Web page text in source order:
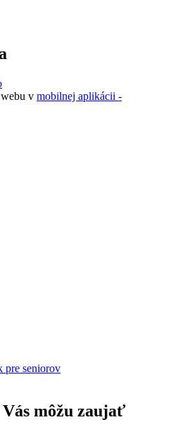
v mobilnej aplikácii -
pre seniorov
môžu zaujať